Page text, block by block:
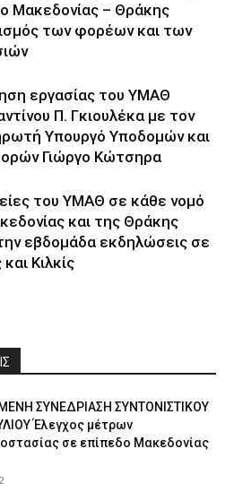
Μακεδονίας – Θράκης
των φορέων και των
εργασίας του ΥΜΑΘ
Π. Γκιουλέκα με τον
Υπουργό Υποδομών και
Γιώργο Κώτσηρα
του ΥΜΑΘ σε κάθε νομό
και της Θράκης
εβδομάδα εκδηλώσεις σε
Κιλκίς
ΣΥΝΕΔΡΙΑΣΗ ΣΥΝΤΟΝΙΣΤΙΚΟΥ
Έλεγχος μέτρων
σε επίπεδο Μακεδονίας